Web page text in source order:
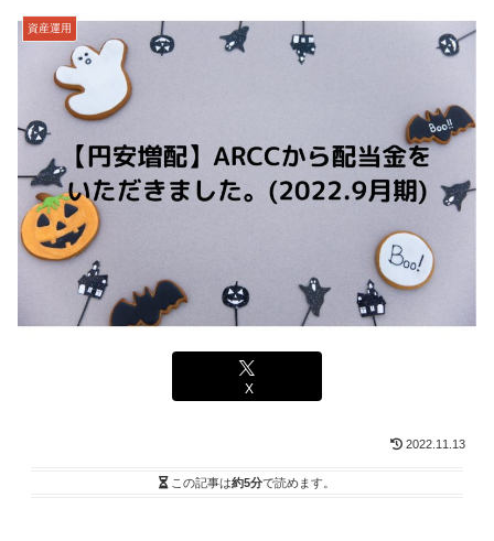
資産運用
X
2022.11.13
この記事は約5分で読めます。